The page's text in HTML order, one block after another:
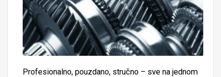
Profesionalno, pouzdano, stručno – sve na jednom